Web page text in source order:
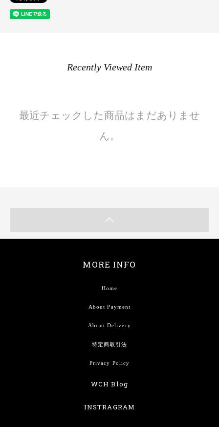
Recently Viewed Item
最近チェックした商品はまだありませ
ん。
MORE INFO
Home
About Payment
About Delivery
特定商取引法
Privacy Policy
WCH Blog
INSTRAGRAM